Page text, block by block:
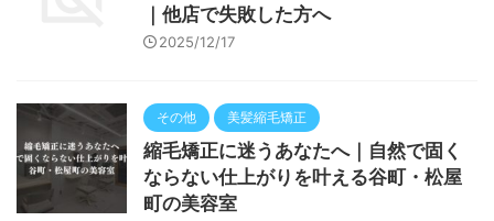
｜他店で失敗した方へ
2025/12/17
その他 美髪縮毛矯正
縮毛矯正に迷うあなたへ｜自然で固く
ならない仕上がりを叶える谷町・松屋
町の美容室